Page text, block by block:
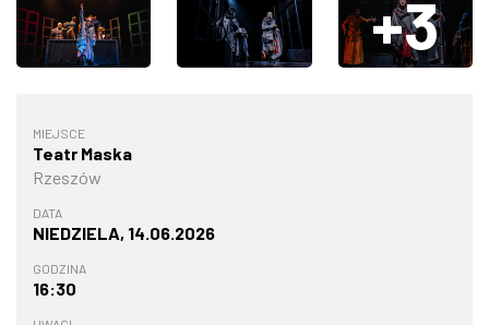
+3
MIEJSCE
Teatr Maska
Rzeszów
DATA
NIEDZIELA, 14.06.2026
GODZINA
16:30